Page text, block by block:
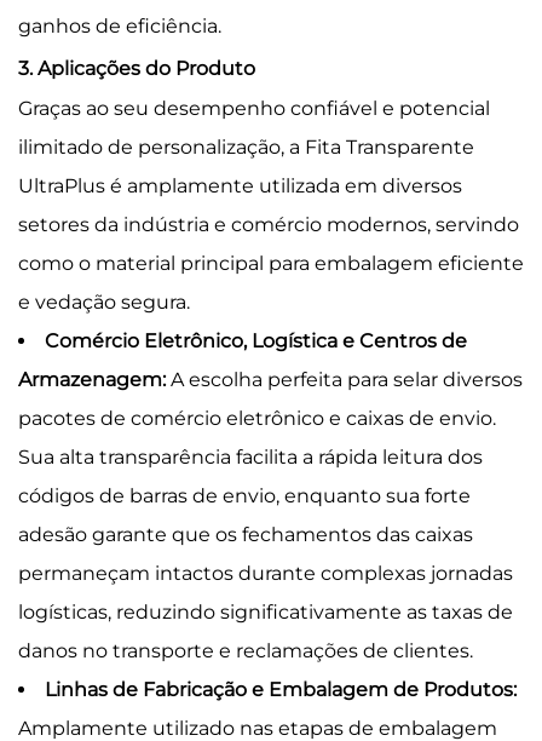
ganhos de eficiência.
3. Aplicações do Produto
Graças ao seu desempenho confiável e potencial
ilimitado de personalização, a Fita Transparente
UltraPlus é amplamente utilizada em diversos
setores da indústria e comércio modernos, servindo
como o material principal para embalagem eficiente
e vedação segura.
Comércio Eletrônico, Logística e Centros de
Armazenagem:A escolha perfeita para selar diversos
pacotes de comércio eletrônico e caixas de envio.
Sua alta transparência facilita a rápida leitura dos
códigos de barras de envio, enquanto sua forte
adesão garante que os fechamentos das caixas
permaneçam intactos durante complexas jornadas
logísticas, reduzindo significativamente as taxas de
danos no transporte e reclamações de clientes.
Linhas de Fabricação e Embalagem de Produtos:
Amplamente utilizado nas etapas de embalagem